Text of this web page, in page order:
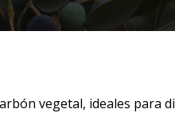
vegetal, ideales para